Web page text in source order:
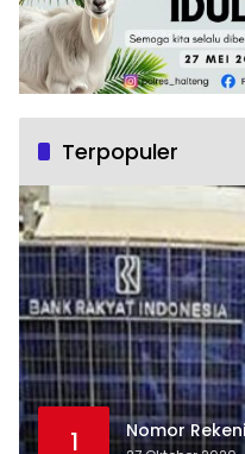
Terpopuler
1 Nomor